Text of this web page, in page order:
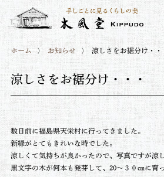
ホーム お知らせ 涼しさをお裾分け・・
涼しさをお裾分け・・・
数日前に福島県天栄村に行ってきました。
新緑がとてもきれいな時でした。
涼しくて気持ちが良かったので、写真ですが涼
黒文字の木が何本も発芽して、20～３０㎝に育